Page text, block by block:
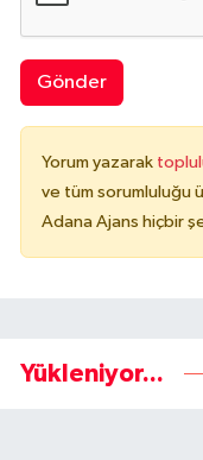
Gönder
Yorum yazarak
ve tüm sorumluluğu
Adana Ajans hiçbir
Yükleniyor...